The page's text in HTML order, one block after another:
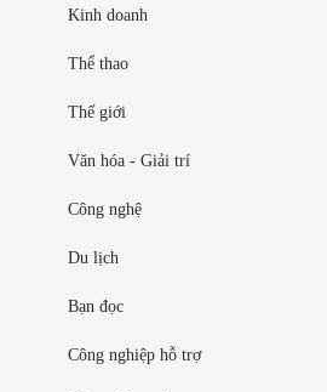
Kinh doanh
Thể thao
Thế giới
Văn hóa - Giải trí
Công nghệ
Du lịch
Bạn đọc
Công nghiệp hỗ trợ